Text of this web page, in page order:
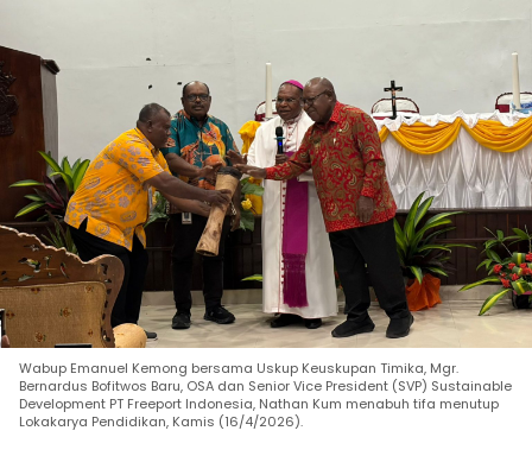
Wabup Emanuel Kemong bersama Uskup Keuskupan Timika, Mgr.
Bernardus Bofitwos Baru, OSA dan Senior Vice President (SVP) Sustainable
Development PT Freeport Indonesia, Nathan Kum menabuh tifa menutup
Lokakarya Pendidikan, Kamis (16/4/2026).